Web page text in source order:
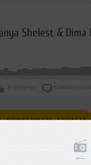
Shelest & Dima
В очередь
ПОДДЕРЖАТЬ АРТИСТА
ДРУЗЬЯМ